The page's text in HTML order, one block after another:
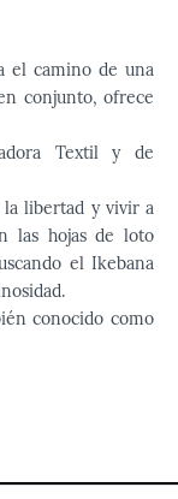
el camino de una
conjunto, ofrece
Textil y de
la libertad y vivir a
las hojas de loto
el Ikebana
conocido como